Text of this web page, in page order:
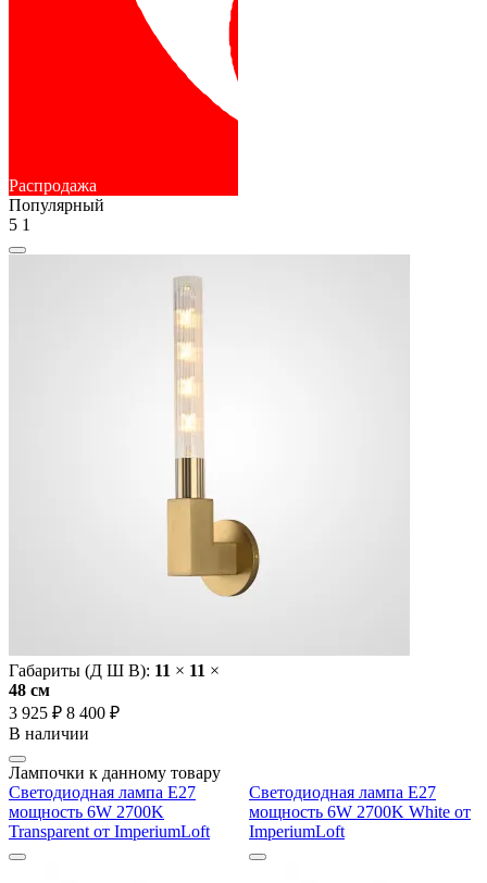
Распродажа
Популярный
5 1
Габариты (Д Ш В): 11 × 11 ×
48 cм
3 925 ₽ 8 400 ₽
В наличии
Лампочки к данному товару
Светодиодная лампа E27
мощность 6W 2700K
Transparent от ImperiumLoft
Светодиодная лампа E27
мощность 6W 2700K White от
ImperiumLoft